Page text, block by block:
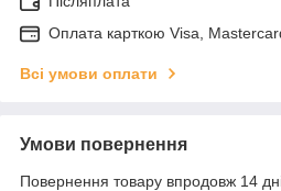
Оплата карткою Visa,
Всі умови оплати
Умови повернення
Повернення товару впродовж 14